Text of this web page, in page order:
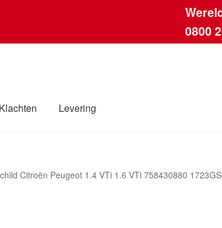
0800
Levering
Winkelwagen
Citroën Peugeot 1.4 VTi 1.6 VTi 758430880 1723GS